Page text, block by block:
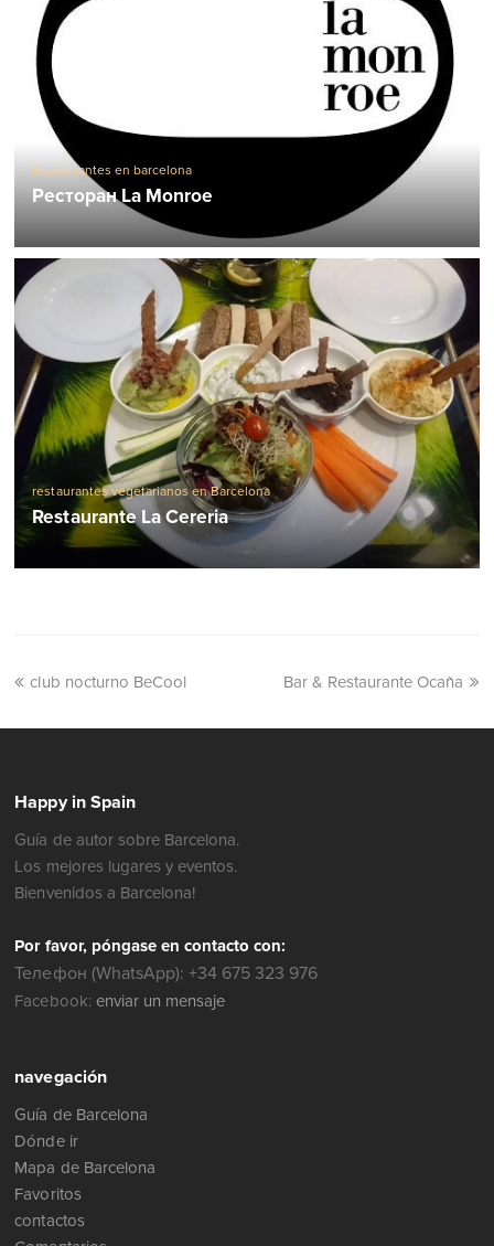
Restaurantes en barcelona
Ресторан La Monroe
restaurantes vegetarianos en Barcelona
Restaurante La Cereria
club nocturno BeCool Bar & Restaurante Ocaña
Happy in Spain
Guía de autor sobre Barcelona.
Los mejores lugares y eventos.
Bienvenidos a Barcelona!
Por favor, póngase en contacto con:
Телефон (WhatsApp): +34 675 323 976
Facebook: enviar un mensaje
navegación
Guía de Barcelona
Dónde ir
Mapa de Barcelona
Favoritos
contactos